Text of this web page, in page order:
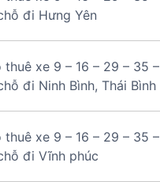
đi Hưng Yên
thuê xe 9 – 16 – 29 – 35 –
đi Ninh Bình, Thái Bình
thuê xe 9 – 16 – 29 – 35 –
đi Vĩnh phúc